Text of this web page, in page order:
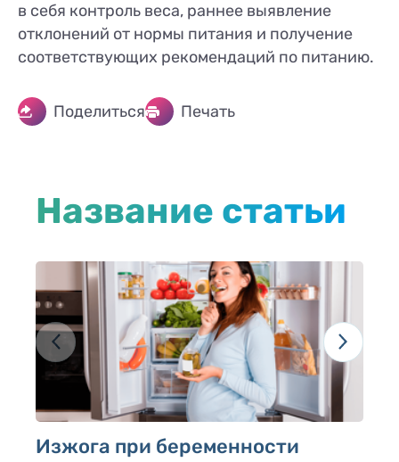
в себя контроль веса, раннее выявление
отклонений от нормы питания и получение
соответствующих рекомендаций по питанию.
Поделиться Печать
Название статьи
Изжога при беременности